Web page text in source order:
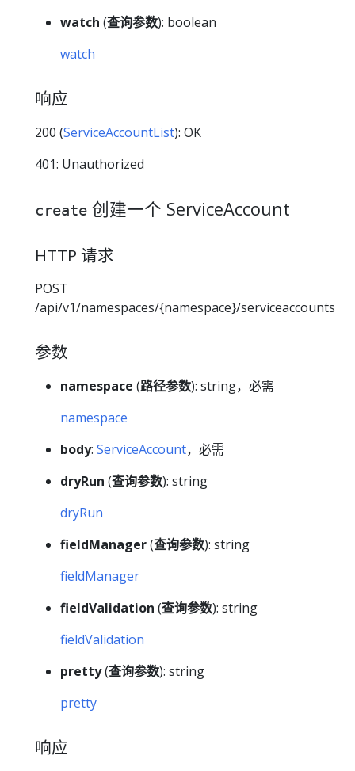
watch (查询参数): boolean
watch
响应
200 (ServiceAccountList): OK
401: Unauthorized
create 创建一个 ServiceAccount
HTTP 请求
POST
/api/v1/namespaces/{namespace}/serviceaccounts
参数
namespace (路径参数): string，必需
namespace
body: ServiceAccount，必需
dryRun (查询参数): string
dryRun
fieldManager(查询参数): string
fieldManager
fieldValidation (查询参数): string
fieldValidation
pretty(查询参数): string
pretty
响应